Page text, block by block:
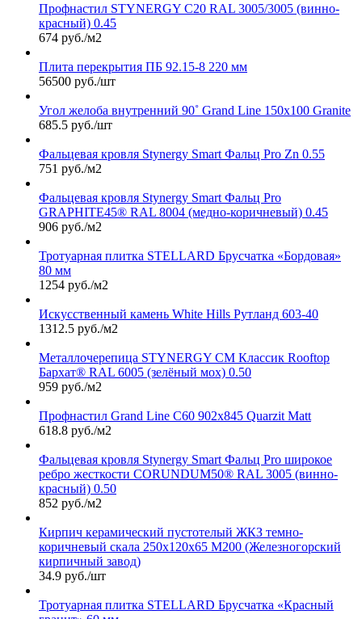
Профнастил STYNERGY С20 RAL 3005/3005 (винно-
красный) 0.45
674 руб./м2
Плита перекрытия ПБ 92.15-8 220 мм
56500 руб./шт
Угол желоба внутренний 90˚ Grand Line 150х100 Granite
685.5 руб./шт
Фальцевая кровля Stynergy Smart Фальц Pro Zn 0.55
751 руб./м2
Фальцевая кровля Stynergy Smart Фальц Pro
GRAPHITE45® RAL 8004 (медно-коричневый) 0.45
906 руб./м2
Тротуарная плитка STELLARD Брусчатка «Бордовая»
80 мм
1254 руб./м2
Искусственный камень White Hills Рутланд 603-40
1312.5 руб./м2
Металлочерепица STYNERGY СМ Классик Rooftop
Бархат® RAL 6005 (зелёный мох) 0.50
959 руб./м2
Профнастил Grand Line С60 902х845 Quarzit Matt
618.8 руб./м2
Фальцевая кровля Stynergy Smart Фальц Pro широкое
ребро жесткости CORUNDUM50® RAL 3005 (винно-
красный) 0.50
852 руб./м2
Кирпич керамический пустотелый ЖКЗ темно-
коричневый скала 250х120х65 М200 (Железногорский
кирпичный завод)
34.9 руб./шт
Тротуарная плитка STELLARD Брусчатка «Красный